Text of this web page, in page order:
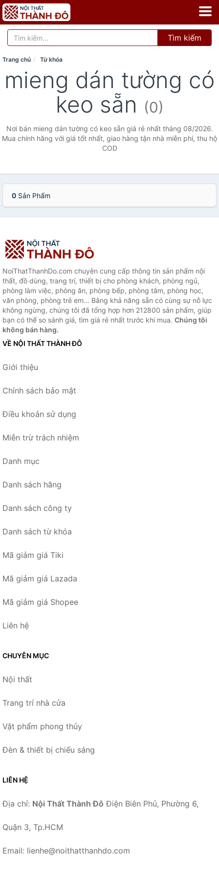
Tìm kiếm
Trang chủ Từ khóa
mieng dán tường có
keo sẵn (0)
Nơi bán mieng dán tường có keo sẵn giá rẻ nhất tháng 08/2026.
Mua chính hãng với giá tốt nhất, giao hàng tận nhà miễn phí, thu hộ
COD
0 Sản Phẩm
NoiThatThanhDo.com chuyên cung cấp thông tin sản phẩm nội
thất, đồ dùng, trang trí, thiết bị cho phòng khách, phòng ngủ,
phòng làm việc, phòng ăn, phòng bếp, phòng tắm, phòng học,
văn phòng, phòng trẻ em... Bằng khả năng sẵn có cùng sự nỗ lực
không ngừng, chúng tôi đã tổng hợp hơn 212800 sản phẩm, giúp
bạn có thể so sánh giá, tìm giá rẻ nhất trước khi mua. Chúng tôi
không bán hàng.
VỀ NỘI THẤT THÀNH ĐÔ
Giới thiệu
Chính sách bảo mật
Điều khoản sử dụng
Miễn trừ trách nhiệm
Danh mục
Danh sách hãng
Danh sách công ty
Danh sách từ khóa
Mã giảm giá Tiki
Mã giảm giá Lazada
Mã giảm giá Shopee
Liên hệ
CHUYÊN MỤC
Nội thất
Trang trí nhà cửa
Vật phẩm phong thủy
Đèn & thiết bị chiếu sáng
LIÊN HỆ
Địa chỉ: Nội Thất Thành Đô Điện Biên Phủ, Phường 6,
Quận 3, Tp.HCM
Email: lienhe@noithatthanhdo.com